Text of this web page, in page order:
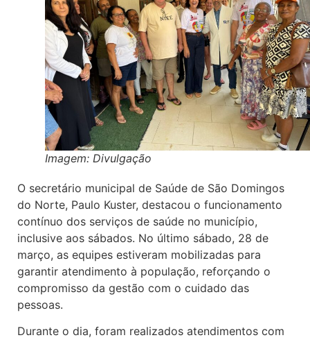
Imagem: Divulgação
O secretário municipal de Saúde de São Domingos
do Norte, Paulo Kuster, destacou o funcionamento
contínuo dos serviços de saúde no município,
inclusive aos sábados. No último sábado, 28 de
março, as equipes estiveram mobilizadas para
garantir atendimento à população, reforçando o
compromisso da gestão com o cuidado das
pessoas.
Durante o dia, foram realizados atendimentos com